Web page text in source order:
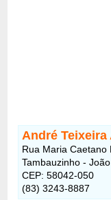
André
Rua Maria Caetano
Tambauzinho -
CEP: 58042-050
(83) 3243-8887